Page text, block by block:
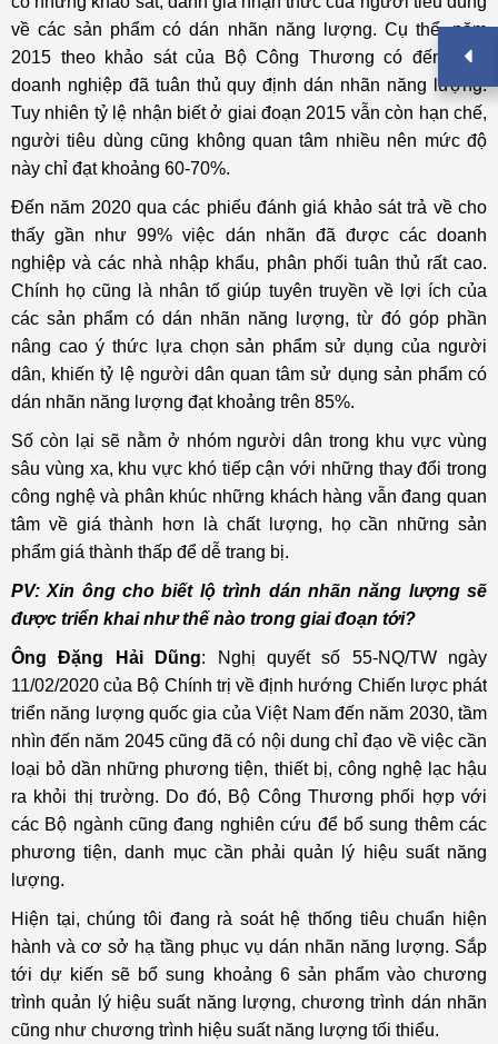
về các sản phẩm có dán nhãn năng lượng. Cụ thể, năm
2015 theo khảo sát của Bộ Công Thương có đến 90%
doanh nghiệp đã tuân thủ quy định dán nhãn năng lượng.
Tuy nhiên tỷ lệ nhận biết ở giai đoạn 2015 vẫn còn hạn chế,
người tiêu dùng cũng không quan tâm nhiều nên mức độ
này chỉ đạt khoảng 60-70%.
Đến năm 2020 qua các phiếu đánh giá khảo sát trả về cho
thấy gần như 99% việc dán nhãn đã được các doanh
nghiệp và các nhà nhập khẩu, phân phối tuân thủ rất cao.
Chính họ cũng là nhân tố giúp tuyên truyền về lợi ích của
các sản phẩm có dán nhãn năng lượng, từ đó góp phần
nâng cao ý thức lựa chọn sản phẩm sử dụng của người
dân, khiến tỷ lệ người dân quan tâm sử dụng sản phẩm có
dán nhãn năng lượng đạt khoảng trên 85%.
Số còn lại sẽ nằm ở nhóm người dân trong khu vực vùng
sâu vùng xa, khu vực khó tiếp cận với những thay đổi trong
công nghệ và phân khúc những khách hàng vẫn đang quan
tâm về giá thành hơn là chất lượng, họ cần những sản
phẩm giá thành thấp để dễ trang bị.
PV: Xin ông cho biết lộ trình dán nhãn năng lượng sẽ
được triển khai như thế nào trong giai đoạn tới?
Ông Đặng Hải Dũng: Nghị quyết số 55-NQ/TW ngày
11/02/2020 của Bộ Chính trị về định hướng Chiến lược phát
triển năng lượng quốc gia của Việt Nam đến năm 2030, tầm
nhìn đến năm 2045 cũng đã có nội dung chỉ đạo về việc cần
loại bỏ dần những phương tiện, thiết bị, công nghệ lạc hậu
ra khỏi thị trường. Do đó, Bộ Công Thương phối hợp với
các Bộ ngành cũng đang nghiên cứu để bổ sung thêm các
phương tiện, danh mục cần phải quản lý hiệu suất năng
lượng.
Hiện tại, chúng tôi đang rà soát hệ thống tiêu chuẩn hiện
hành và cơ sở hạ tầng phục vụ dán nhãn năng lượng. Sắp
tới dự kiến sẽ bổ sung khoảng 6 sản phẩm vào chương
trình quản lý hiệu suất năng lượng, chương trình dán nhãn
cũng như chương trình hiệu suất năng lượng tối thiểu.